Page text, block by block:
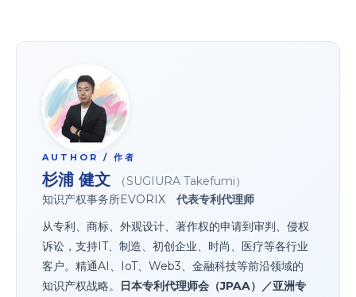
AUTHOR / 作者
杉浦 健文
（SUGIURA Takefumi）
知识产权事务所EVORIX 代表专利代理师
从专利、商标、外观设计、著作权的申请到审判、侵权
诉讼，支持IT、制造、初创企业、时尚、医疗等各行业
客户。精通AI、IoT、Web3、金融科技等前沿领域的
知识产权战略。
日本专利代理师会（JPAA）／亚洲专